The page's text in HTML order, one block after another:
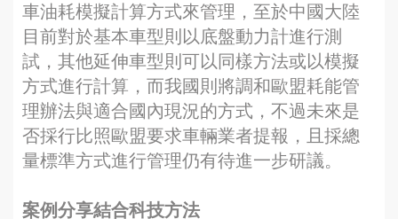
車油耗模擬計算方式來管理，至於中國大陸
目前對於基本車型則以底盤動力計進行測
試，其他延伸車型則可以同樣方法或以模擬
方式進行計算，而我國則將調和歐盟耗能管
理辦法與適合國內現況的方式，不過未來是
否採行比照歐盟要求車輛業者提報，且採總
量標準方式進行管理仍有待進一步研議。
案例分享結合科技方法